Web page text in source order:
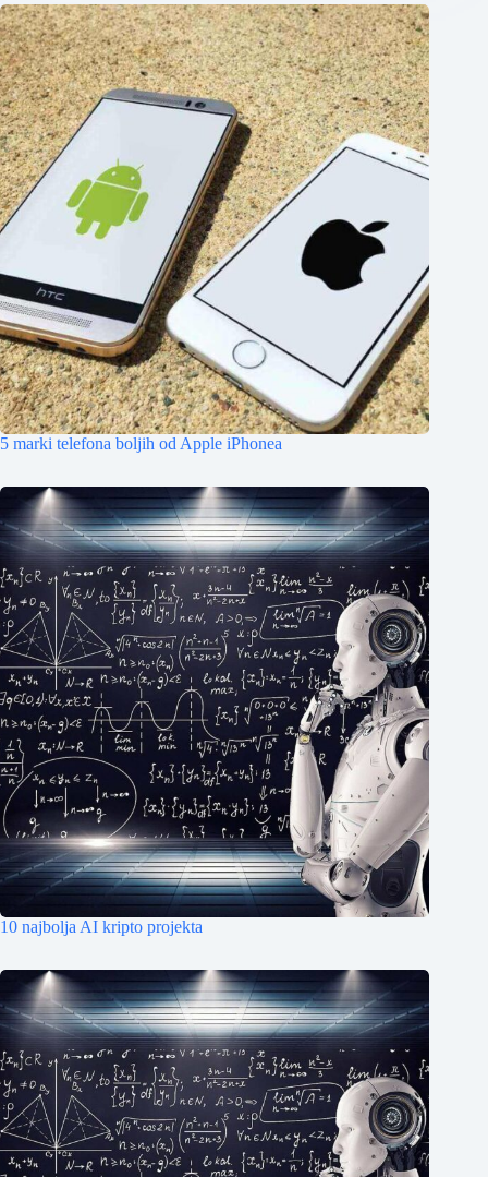
5 marki telefona boljih od Apple iPhonea
10 najbolja AI kripto projekta